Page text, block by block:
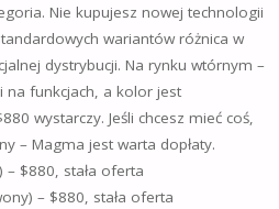
Nie kupujesz nowej technologii
wariantów różnica w
dystrybucji. Na rynku wtórnym –
na funkcjach, a kolor jest
wystarczy. Jeśli chcesz mieć coś,
– Magma jest warta dopłaty.
– $880, stała oferta
– $880, stała oferta